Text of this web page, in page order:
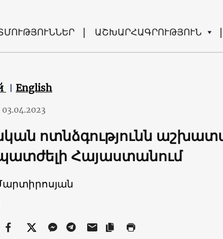
ԱՇԽԱՐՀԱԳՐՈՒԹՅՈՒՆ
English
03.04.2023
ոտնձգությունն
Հայաստանում